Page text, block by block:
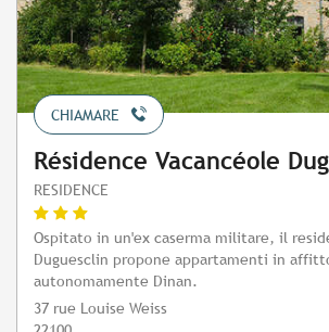
CHIAMARE
Résidence Vacancéole
RESIDENCE
Ospitato in un'ex caserma militare, il
Duguesclin propone appartamenti in
autonomamente Dinan.
37 rue Louise Weiss